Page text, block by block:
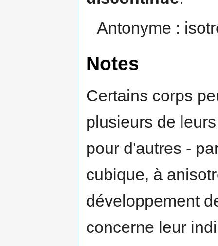
Antonyme :
Notes
Certains corps
plusieurs de
pour d'autres -
cubique, à
développement
concerne leur